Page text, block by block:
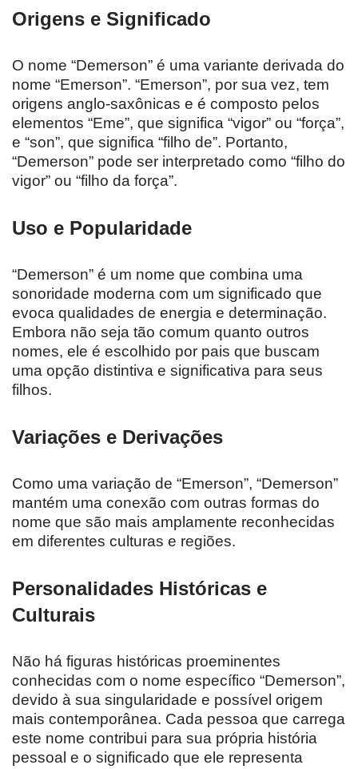
Origens e Significado
O nome “Demerson” é uma variante derivada do
nome “Emerson”. “Emerson”, por sua vez, tem
origens anglo-saxônicas e é composto pelos
elementos “Eme”, que significa “vigor” ou “força”,
e “son”, que significa “filho de”. Portanto,
“Demerson” pode ser interpretado como “filho do
vigor” ou “filho da força”.
Uso e Popularidade
“Demerson” é um nome que combina uma
sonoridade moderna com um significado que
evoca qualidades de energia e determinação.
Embora não seja tão comum quanto outros
nomes, ele é escolhido por pais que buscam
uma opção distintiva e significativa para seus
filhos.
Variações e Derivações
Como uma variação de “Emerson”, “Demerson”
mantém uma conexão com outras formas do
nome que são mais amplamente reconhecidas
em diferentes culturas e regiões.
Personalidades Históricas e
Culturais
Não há figuras históricas proeminentes
conhecidas com o nome específico “Demerson”,
devido à sua singularidade e possível origem
mais contemporânea. Cada pessoa que carrega
este nome contribui para sua própria história
pessoal e o significado que ele representa